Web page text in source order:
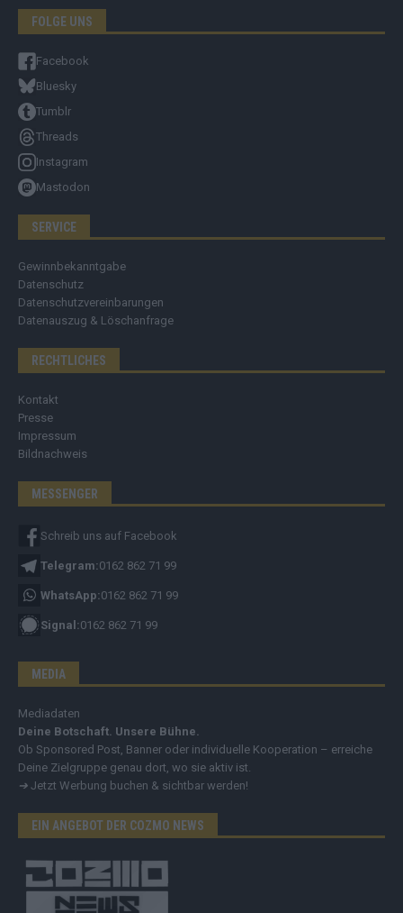
FOLGE UNS
Facebook
Bluesky
Tumblr
Threads
Instagram
Mastodon
SERVICE
Gewinnbekanntgabe
Datenschutz
Datenschutzvereinbarungen
Datenauszug & Löschanfrage
RECHTLICHES
Kontakt
Presse
Impressum
Bildnachweis
MESSENGER
Schreib uns auf Facebook
Telegram:0162 862 71 99
WhatsApp:0162 862 71 99
Signal:0162 862 71 99
MEDIA
Mediadaten
Deine Botschaft. Unsere Bühne.
Ob Sponsored Post, Banner oder individuelle Kooperation – erreiche
Deine Zielgruppe genau dort, wo sie aktiv ist.
➔ Jetzt Werbung buchen & sichtbar werden!
EIN ANGEBOT DER COZMO NEWS